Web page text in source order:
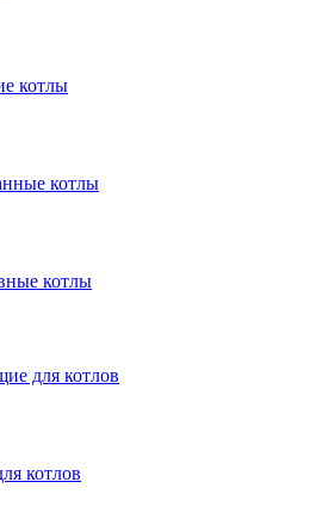
котлы
котлы
котлы
для котлов
котлов